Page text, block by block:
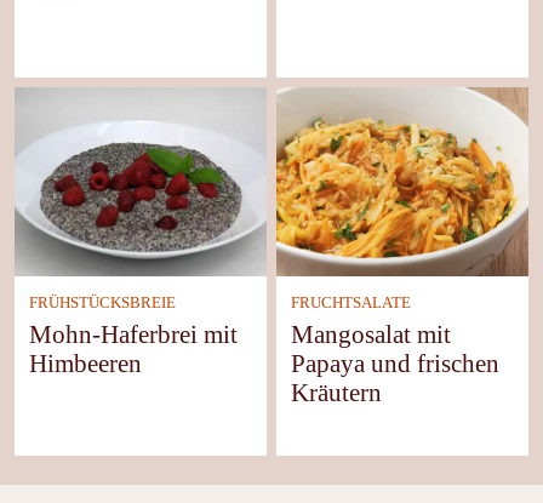
FRÜHSTÜCKSBREIE
Mohn-Haferbrei mit
Himbeeren
FRUCHTSALATE
Mangosalat mit
Papaya und frischen
Kräutern